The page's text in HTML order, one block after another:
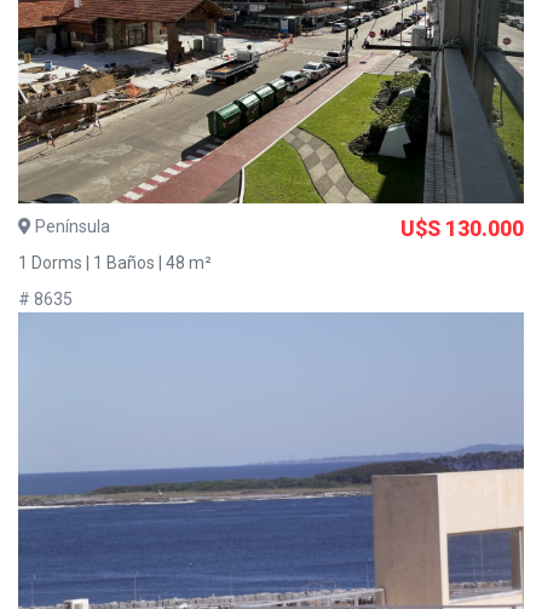
Península U$S 130.000
1 Dorms | 1 Baños | 48 m²
# 8635